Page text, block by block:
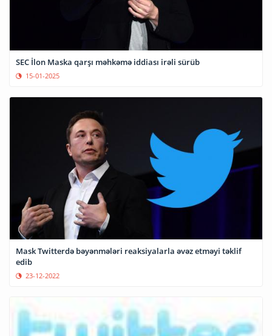
SEC İlon Maska qarşı məhkəmə iddiası irəli sürüb
15-01-2025
Mask Twitterdə bəyənmələri reaksiyalarla əvəz etməyi təklif
edib
23-12-2022